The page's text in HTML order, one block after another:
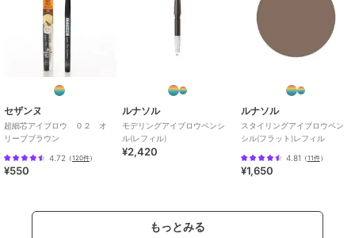
セザンヌ
超細芯アイブロウ ０２ オ
リーブブラウン
4.72 （120件）
¥550
ルナソル
モデリングアイブロウペンシ
ル(レフィル)
¥2,420
ルナソル
スタイリングアイブロウペン
シル(フラット)レフィル
4.81 （11件）
¥1,650
もっとみる